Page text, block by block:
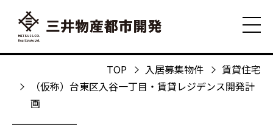
TOP 入居募集物件
賃貸住宅
（仮称）台東区入谷一丁目・賃貸レジデンス開発計
画